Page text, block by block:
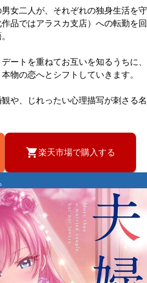
女二人が、それぞれの独身生活を守
品ではアラスカ支店）への転勤を回
ートを重ねてお互いを知るうちに、
物の恋へとシフトしていきます。
や、じれったい心理描写が刺さる名
楽天市場で購入する